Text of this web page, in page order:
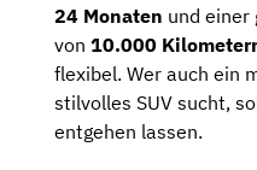
24 Monaten und einer
von 10.000
flexibel. Wer auch ein
stilvolles SUV sucht,
entgehen lassen.